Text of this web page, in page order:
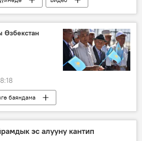
Челябинск
балаты
Өзбекстан
баяндама
Жаңылыктар
эс алууну кантип